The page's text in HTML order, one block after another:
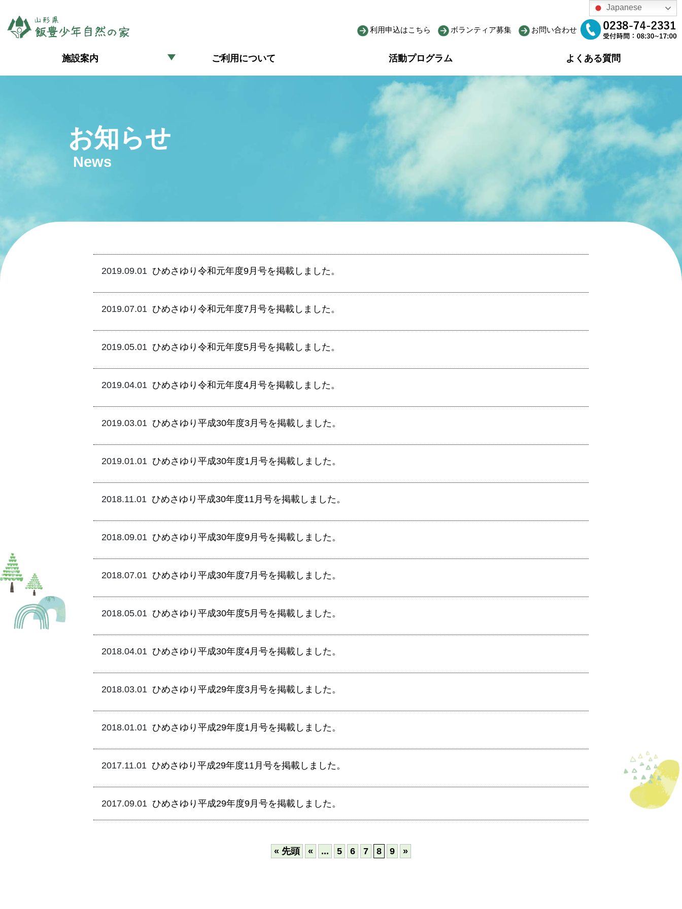
利用申込はこちら ボランティア募集 お問い合わせ
Japanese
施設案内 ご利用について 活動プログラム よくある質問
お知らせ
News
2019.09.01 ひめさゆり令和元年度9月号を掲載しました。
2019.07.01 ひめさゆり令和元年度7月号を掲載しました。
2019.05.01 ひめさゆり令和元年度5月号を掲載しました。
2019.04.01 ひめさゆり令和元年度4月号を掲載しました。
2019.03.01 ひめさゆり平成30年度3月号を掲載しました。
2019.01.01 ひめさゆり平成30年度1月号を掲載しました。
2018.11.01 ひめさゆり平成30年度11月号を掲載しました。
2018.09.01 ひめさゆり平成30年度9月号を掲載しました。
2018.07.01 ひめさゆり平成30年度7月号を掲載しました。
2018.05.01 ひめさゆり平成30年度5月号を掲載しました。
2018.04.01 ひめさゆり平成30年度4月号を掲載しました。
2018.03.01 ひめさゆり平成29年度3月号を掲載しました。
2018.01.01 ひめさゆり平成29年度1月号を掲載しました。
2017.11.01 ひめさゆり平成29年度11月号を掲載しました。
2017.09.01 ひめさゆり平成29年度9月号を掲載しました。
« 先頭 « ... 5 6 7 8 9 »